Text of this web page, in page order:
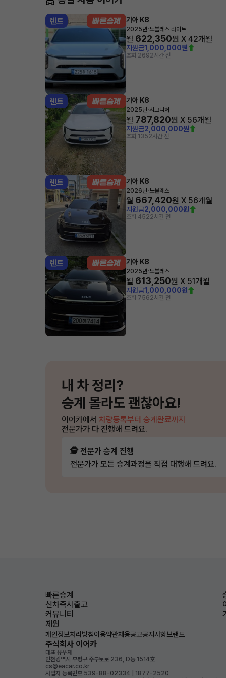
렌트 기아 K8
2025년·노블레스 라이트
월 622,350원 X 42개월
지원금1,000,000원
조회 2692시간 전
렌트 기아 K8
2025년·시그니처
월 787,820원 X 56개월
지원금2,000,000원
조회 1352시간 전
렌트 기아 K8
2026년·노블레스
월 667,420원 X 56개월
지원금2,000,000원
조회 4522시간 전
렌트 기아 K8
2025년·노블레스
월 613,250원 X 51개월
지원금1,000,000원
조회 7562시간 전
내 차 정리?
승계 몰라도 괜찮아요!
이어카에서 차량등록부터 승계완료까지
전문가가 다 진행해 드려요.
🕵️ 전문가 승계 진행
전문가가 모든 승계과정을 직접 대행해 드려요.
빠른승계
신차즉시출고
커뮤니티
제원
개인정보처리방침이용약관채용공고공지사항브랜드
주식회사 이어카
대표 유우재
인천광역시 부평구 주부토로 236, D동 1514호
cs@eacar.co.kr
사업자 등록번호 539-88-02334 | 1877-2520